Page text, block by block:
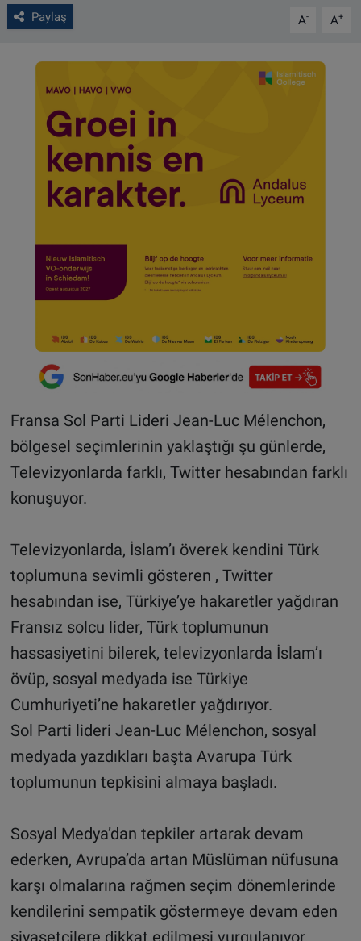
Paylaş A- A+
Fransa Sol Parti Lideri Jean-Luc Mélenchon,
bölgesel seçimlerinin yaklaştığı şu günlerde,
Televizyonlarda farklı, Twitter hesabından farklı
konuşuyor.
Televizyonlarda, İslam’ı överek kendini Türk
toplumuna sevimli gösteren , Twitter
hesabından ise, Türkiye’ye hakaretler yağdıran
Fransız solcu lider, Türk toplumunun
hassasiyetini bilerek, televizyonlarda İslam’ı
övüp, sosyal medyada ise Türkiye
Cumhuriyeti’ne hakaretler yağdırıyor.
Sol Parti lideri Jean-Luc Mélenchon, sosyal
medyada yazdıkları başta Avarupa Türk
toplumunun tepkisini almaya başladı.
Sosyal Medya’dan tepkiler artarak devam
ederken, Avrupa’da artan Müslüman nüfusuna
karşı olmalarına rağmen seçim dönemlerinde
kendilerini sempatik göstermeye devam eden
siyasetçilere dikkat edilmesi vurgulanıyor.
Çerez Politikası